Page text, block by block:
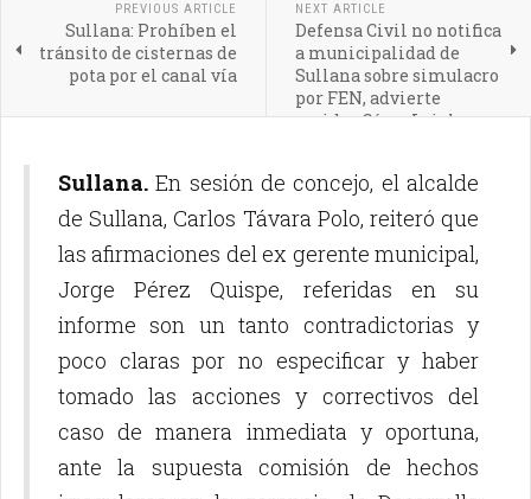
PREVIOUS ARTICLE
Sullana: Prohíben el
tránsito de cisternas de
pota por el canal vía
NEXT ARTICLE
Defensa Civil no notifica
a municipalidad de
Sullana sobre simulacro
por FEN, advierte
regidor César Leigh
Sullana. En sesión de concejo, el alcalde
de Sullana, Carlos Távara Polo, reiteró que
las afirmaciones del ex gerente municipal,
Jorge Pérez Quispe, referidas en su
informe son un tanto contradictorias y
poco claras por no especificar y haber
tomado las acciones y correctivos del
caso de manera inmediata y oportuna,
ante la supuesta comisión de hechos